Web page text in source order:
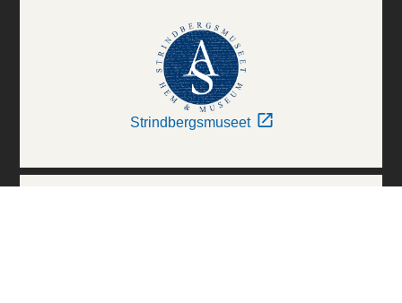
Strindbergsmuseet